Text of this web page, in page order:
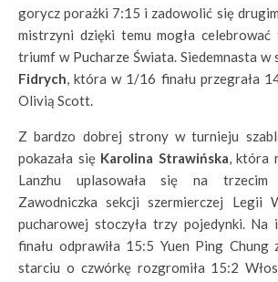
gorycz porażki 7:15 i zadowolić się
mistrzyni dzięki temu mogła
triumf w Pucharze Świata. Siedemnasta w
Fidrych, która w 1/16 finału przegrała
Olivią Scott.
Z bardzo dobrej strony w turnieju
pokazała się Karolina Strawińska, która
Lanzhu uplasowała się na trzecim
Zawodniczka sekcji szermierczej Legii
pucharowej stoczyła trzy pojedynki. Na
finału odprawiła 15:5 Yuen Ping
starciu o czwórkę rozgromiła 15:2